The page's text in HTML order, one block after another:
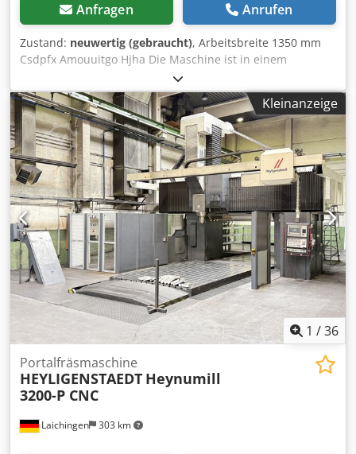
Anfragen Anrufen
Zustand: neuwertig (gebraucht), Arbeitsbreite 1350 mm
Csdpfx Amouuitgo Hjha Die Maschine ist in einem
ausgezeichneten, neuen Zustand, wie auf den Bildern zu
sehen.
Kleinanzeige
1 /36
Laichingen 303 km
Portalfräsmaschine
HEYLIGENSTAEDT Heynumill
3200-P CNC